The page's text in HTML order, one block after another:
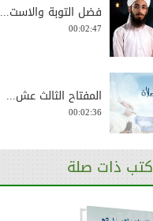
فضل التوبة والاست...
00:02:47
المفتاح الثالث عش...
00:02:36
المفتاح الثاني: ا...كتب ذات صلة